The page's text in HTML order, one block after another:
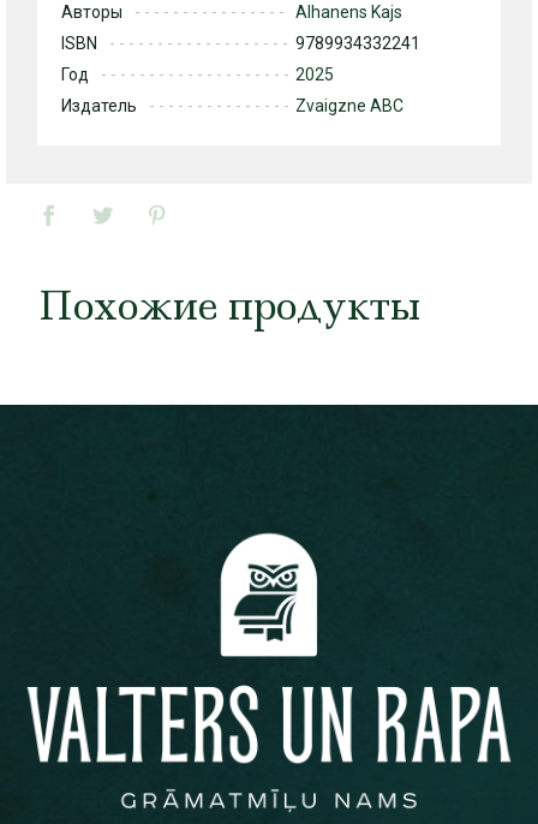
Авторы
Alhanens Kajs
ISBN
9789934332241
Год
2025
Издатель
Zvaigzne ABC
Похожие продукты